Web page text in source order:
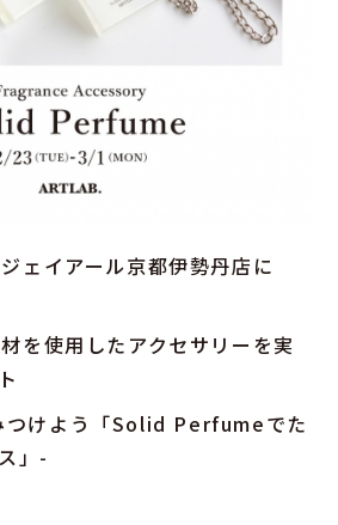
イアール京都伊勢丹店に
を使用したアクセサリーを実
つけよう「Solid Perfumeでた
」-